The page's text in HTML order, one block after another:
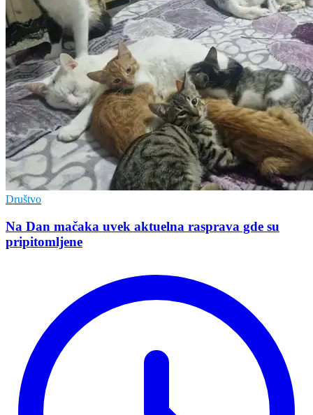
Društvo
Na Dan mačaka uvek aktuelna rasprava gde su
pripitomljene